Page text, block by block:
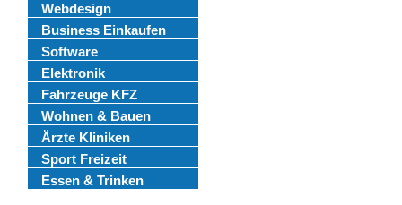
Webdesign
Business Einkaufen
Software
Elektronik
Fahrzeuge KFZ
Wohnen & Bauen
Ärzte Kliniken
Sport Freizeit
Essen & Trinken